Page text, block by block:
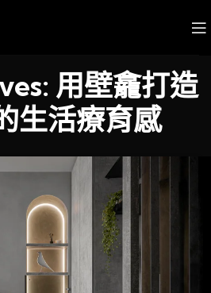
用壁龕打造
生活療育感